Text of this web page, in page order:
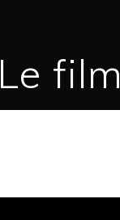
Le film